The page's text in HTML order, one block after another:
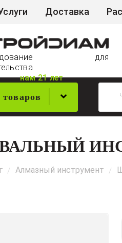
Доставка
для
нам 21 лет
/ Алмазный инструмент /